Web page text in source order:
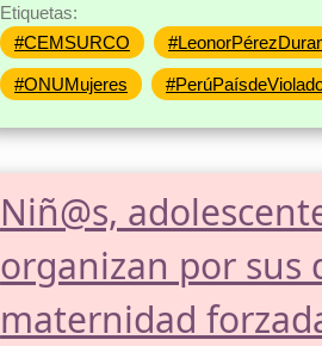
Etiquetas:
#CEMSURCO
#ONUMujeres
Niñ@s,
organizan por sus
maternidad